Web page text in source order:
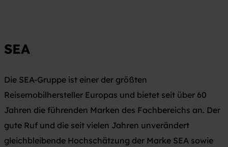
SEA
Die SEA-Gruppe ist einer der größten
Reisemobilhersteller Europas und bietet seit über 60
Jahren die führenden Marken des Fachbereichs an. Der
gute Ruf und die seit vielen Jahren unverändert
gleichbleibende Hochschätzung der Marke SEA sowie